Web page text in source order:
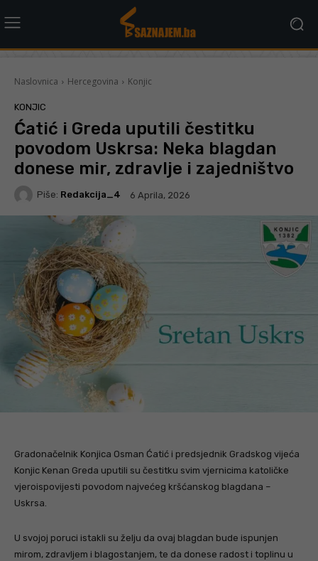
Naslovnica Hercegovina Konjic
KONJIC
Ćatić i Greda uputili čestitku
povodom Uskrsa: Neka blagdan
donese mir, zdravlje i zajedništvo
Piše: Redakcija_4 6 Aprila, 2026
Gradonačelnik Konjica Osman Ćatić i predsjednik Gradskog vijeća
Konjic Kenan Greda uputili su čestitku svim vjernicima katoličke
vjeroispovijesti povodom najvećeg kršćanskog blagdana –
Uskrsa.
U svojoj poruci istakli su želju da ovaj blagdan bude ispunjen
mirom, zdravljem i blagostanjem, te da donese radost i toplinu u